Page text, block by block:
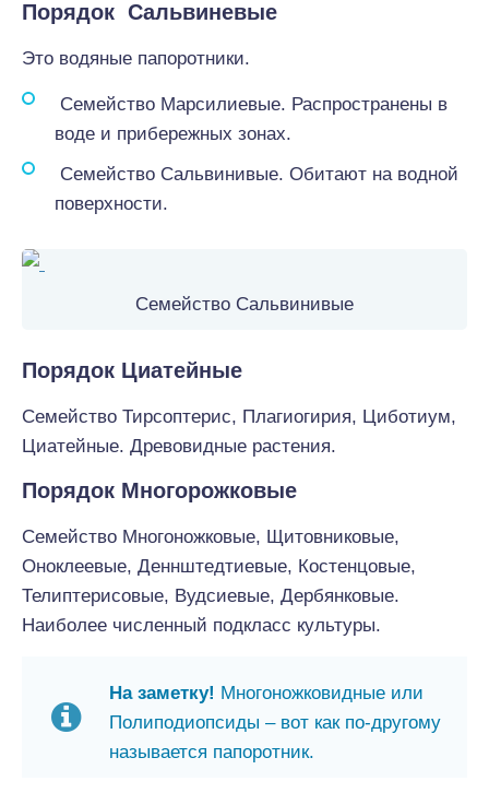
Порядок Сальвиневые
Это водяные папоротники.
Семейство Марсилиевые. Распространены в
воде и прибережных зонах.
Семейство Сальвинивые. Обитают на водной
поверхности.
Семейство Сальвинивые
Порядок Циатейные
Семейство Тирсоптерис, Плагиогирия, Циботиум,
Циатейные. Древовидные растения.
Порядок Многорожковые
Семейство Многоножковые, Щитовниковые,
Оноклеевые, Деннштедтиевые, Костенцовые,
Телиптерисовые, Вудсиевые, Дербянковые.
Наиболее численный подкласс культуры.
На заметку! Многоножковидные или
Полиподиопсиды – вот как по-другому
называется папоротник.